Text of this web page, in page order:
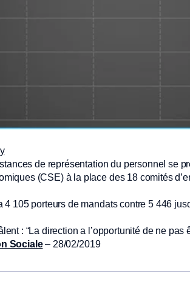
de représentation du personnel se
(CSE) à la place des 18 comités
105 porteurs de mandats contre 5 446
: “La direction a l’opportunité de ne
Sociale – 28/02/2019